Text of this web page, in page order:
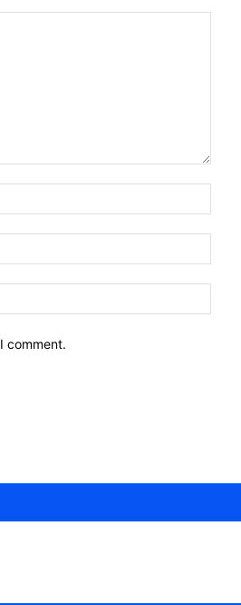
comment.